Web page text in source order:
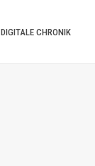
DIGITALE CHRONIK